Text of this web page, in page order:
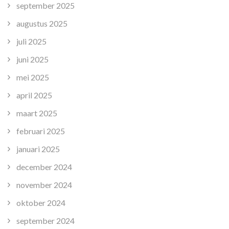
september 2025
augustus 2025
juli 2025
juni 2025
mei 2025
april 2025
maart 2025
februari 2025
januari 2025
december 2024
november 2024
oktober 2024
september 2024